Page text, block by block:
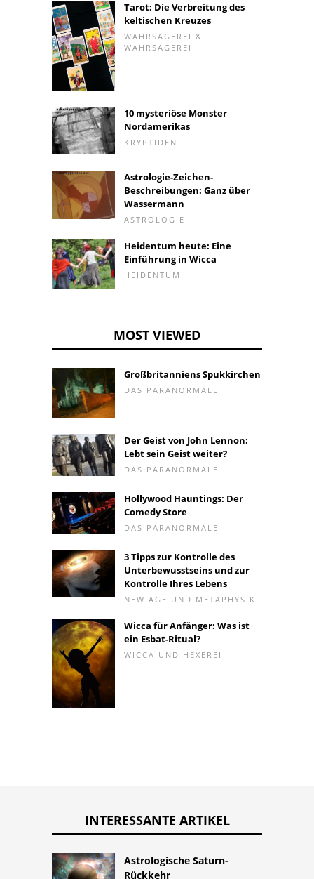
Tarot: Die Verbreitung des
keltischen Kreuzes
WAHRSAGEREI &
WAHRSAGEREI
10 mysteriöse Monster
Nordamerikas
KRYPTIDEN
Astrologie-Zeichen-
Beschreibungen: Ganz über
Wassermann
ASTROLOGIE
Heidentum heute: Eine
Einführung in Wicca
HEIDENTUM
MOST VIEWED
Großbritanniens Spukkirchen
DAS PARANORMALE
Der Geist von John Lennon:
Lebt sein Geist weiter?
DAS PARANORMALE
Hollywood Hauntings: Der
Comedy Store
DAS PARANORMALE
3 Tipps zur Kontrolle des
Unterbewusstseins und zur
Kontrolle Ihres Lebens
NEW AGE UND METAPHYSIK
Wicca für Anfänger: Was ist
ein Esbat-Ritual?
WICCA UND HEXEREI
INTERESSANTE ARTIKEL
Astrologische Saturn-
Rückkehr